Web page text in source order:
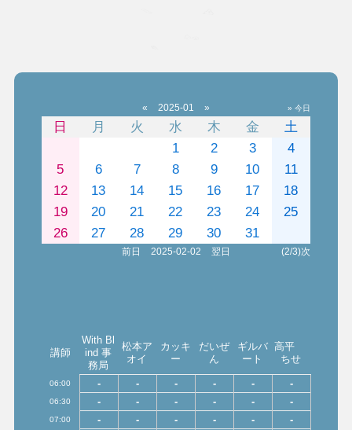
« 2025-01 » » 今日
日 月 火 水 木 金
土
1
2 3
4
5
6 7 8 9 10
11
12
13 14 15 16 17
18
19
20 21 22 23 24
25
26
27 28 29 30 31
前日 2025-02-02 翌日 (2/3)次
講師
With Bl
ind 事
務局
松本ア
オイ
カッキ
ー
だいぜ
ん
ギルバ
ート
高平
ちせ
06:00 - - - - - -
06:30 - - - - - -
07:00 - - - - - -